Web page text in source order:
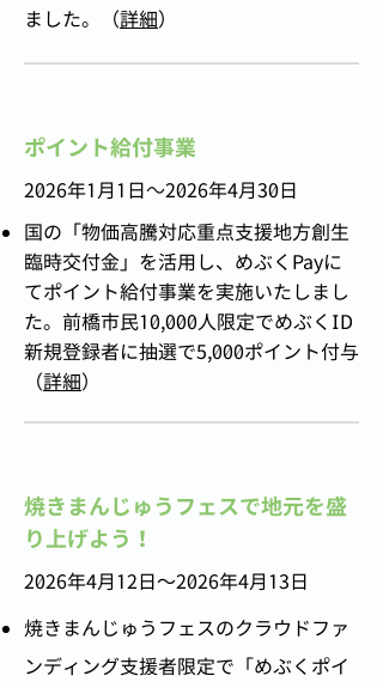
ました。（詳細）
​ポイント給付事業
2026年1月1日～2026年4月30日
国の「物価高騰対応重点支援地方創生
臨時交付金」を活用し、めぶくPayに
てポイント給付事業を実施いたしまし
た。 前橋市民10,000人限定でめぶくID
新規登録者に抽選で​5,000ポイント付与
（詳細）
焼きまんじゅうフェスで地元を盛
り上げよう！
2026年4月12日〜2026年4月13日
焼きまんじゅうフェスのクラウドファ
ンディング支援者限定で「めぶくポイ